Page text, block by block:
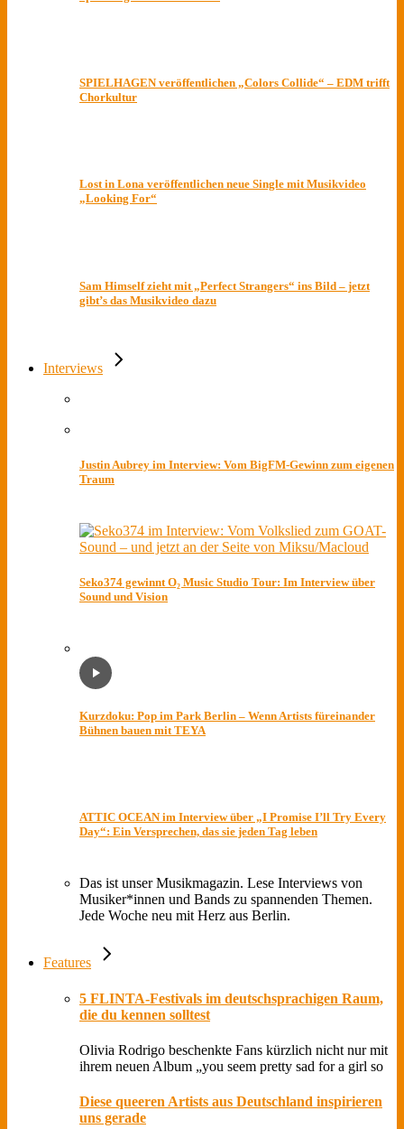
SPIELHAGEN veröffentlichen „Colors Collide“ – EDM trifft
Chorkultur
Lost in Lona veröffentlichen neue Single mit Musikvideo
„Looking For“
Sam Himself zieht mit „Perfect Strangers“ ins Bild – jetzt
gibt’s das Musikvideo dazu
Interviews
Justin Aubrey im Interview: Vom BigFM-Gewinn zum eigenen
Traum
Seko374 gewinnt O₂ Music Studio Tour: Im Interview über
Sound und Vision
Kurzdoku: Pop im Park Berlin – Wenn Artists füreinander
Bühnen bauen mit TEYA
ATTIC OCEAN im Interview über „I Promise I’ll Try Every
Day“: Ein Versprechen, das sie jeden Tag leben
Das ist unser Musikmagazin. Lese Interviews von
Musiker*innen und Bands zu spannenden Themen.
Jede Woche neu mit Herz aus Berlin.
Features
5 FLINTA-Festivals im deutschsprachigen Raum,
die du kennen solltest
Olivia Rodrigo beschenkte Fans kürzlich nicht nur mit
ihrem neuen Album „you seem pretty sad for a girl so
Diese queeren Artists aus Deutschland inspirieren
uns gerade